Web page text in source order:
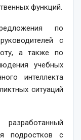
функций.
по
с
а также по
учебных
интеллекта
ситуаций
подростков с